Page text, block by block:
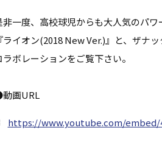
非一度、高校球児からも大人気のパワ
『ライオン(2018 New Ver.)』と、ザナ
ラボレーションをご覧下さい。
画URL
https://www.youtube.com/embed/